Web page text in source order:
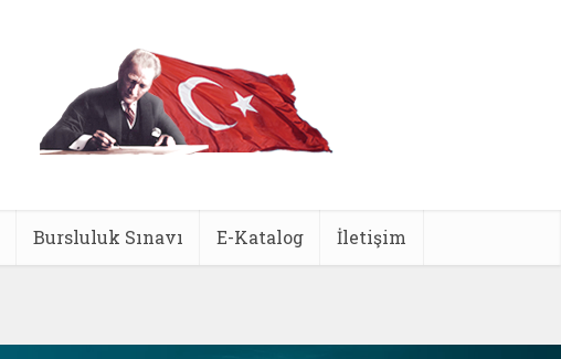
Bursluluk Sınavı E-Katalog İletişim